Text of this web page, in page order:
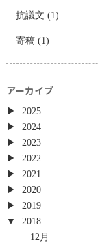
抗議文 (1)
寄稿(1)
アーカイブ
2025
2024
2023
2022
2021
2020
2019
2018
12月